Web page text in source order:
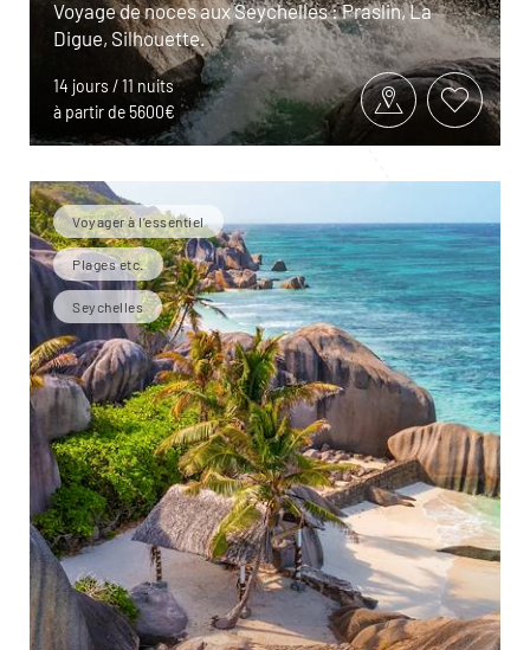
Voyage de noces aux Seychelles : Praslin, La
Digue, Silhouette.
14 jours / 11 nuits
à partir de 5600€
Voyager à l’essentiel
Plages etc.
Seychelles